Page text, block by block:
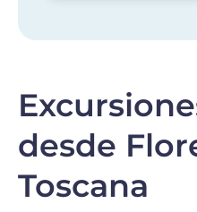
desde
Toscana